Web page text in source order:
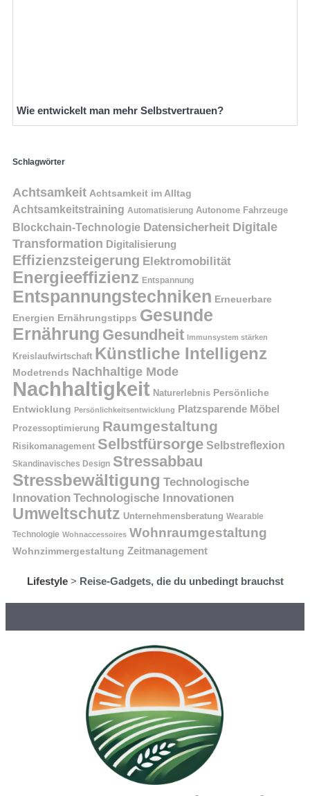
Wie entwickelt man mehr Selbstvertrauen?
Schlagwörter
Achtsamkeit Achtsamkeit im Alltag
Achtsamkeitstraining Automatisierung Autonome Fahrzeuge
Blockchain-Technologie Datensicherheit Digitale
Transformation Digitalisierung
Effizienzsteigerung Elektromobilität
Energieeffizienz Entspannung
Entspannungstechniken Erneuerbare
Energien Ernährungstipps Gesunde
Ernährung Gesundheit Immunsystem stärken
Kreislaufwirtschaft Künstliche Intelligenz
Modetrends Nachhaltige Mode
Nachhaltigkeit Naturerlebnis Persönliche
Entwicklung Persönlichkeitsentwicklung Platzsparende Möbel
Prozessoptimierung Raumgestaltung
Risikomanagement Selbstfürsorge Selbstreflexion
Skandinavisches Design Stressabbau
Stressbewältigung Technologische
Innovation Technologische Innovationen
Umweltschutz Unternehmensberatung Wearable
Technologie Wohnaccessoires Wohnraumgestaltung
Wohnzimmergestaltung Zeitmanagement
Lifestyle> Reise-Gadgets, die du unbedingt brauchst